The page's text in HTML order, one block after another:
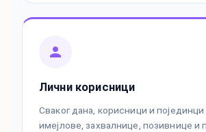
Лични корисници
Сваког дана, корисници и
имејлове, захвалнице, позивнице и